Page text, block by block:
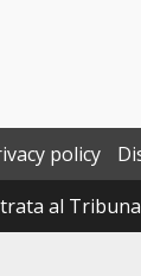
policy
al